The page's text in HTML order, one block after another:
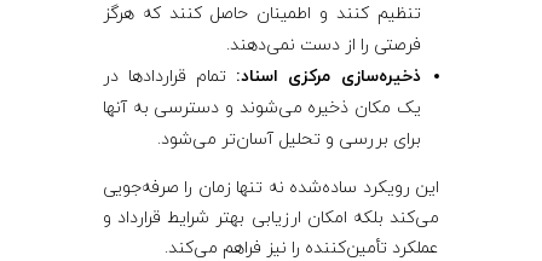
تنظیم کنند و اطمینان حاصل کنند که هرگز
فرصتی را از دست نمی‌دهند.
ذخیره‌سازی مرکزی اسناد: تمام قراردادها در
یک مکان ذخیره می‌شوند و دسترسی به آنها
برای بررسی و تحلیل آسان‌تر می‌شود.
این رویکرد ساده‌شده نه تنها زمان را صرفه‌جویی
می‌کند بلکه امکان ارزیابی بهتر شرایط قرارداد و
عملکرد تأمین‌کننده را نیز فراهم می‌کند.